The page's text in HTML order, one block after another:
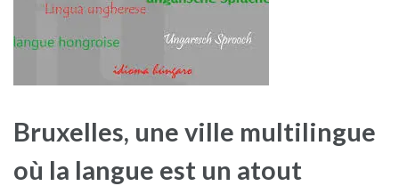
Bruxelles, une ville multilingue
où la langue est un atout